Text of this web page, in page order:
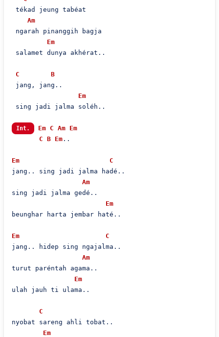
tékad jeung tabéat
Am
ngarah pinanggih bagja
Em
salamet dunya akhérat..
C
B
jang, jang..
Em
sing jadi jalma soléh..
Int. Em C Am
Em
C B Em..
Em
C
jang.. sing jadi jalma hadé..
Am
sing jadi jalma gedé..
Em
beunghar harta jembar haté..
Em
C
jang.. hidep sing ngajalma..
Am
turut paréntah agama..
Em
ulah jauh ti ulama..
C
nyobat sareng ahli tobat..
Em